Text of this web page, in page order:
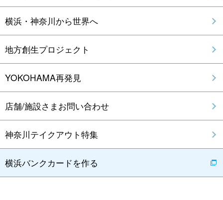
横浜・神奈川から世界へ
地方創生プロジェクト
YOKOHAMA再発見
店舗/施設さまお問い合わせ
神奈川テイクアウト特集
横浜バンクカードを作る